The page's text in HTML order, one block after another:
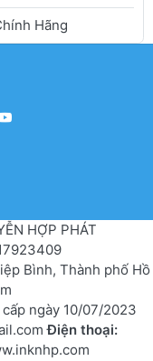
Hãng
HỢP PHÁT
Bình, Thành phố Hồ
ngày 10/07/2023
Điện thoại: